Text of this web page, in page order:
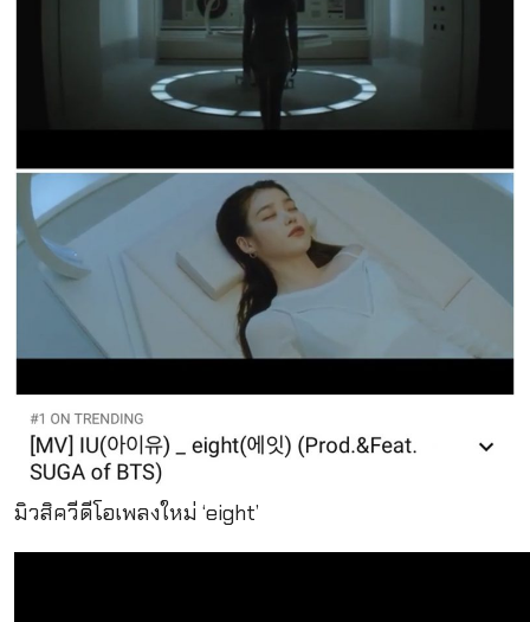
มิวสิควีดีโอเพลงใหม่ ‘eight’